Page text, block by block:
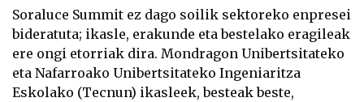
Soraluce Summit ez dago soilik sektoreko enpresei
bideratuta; ikasle, erakunde eta bestelako eragileak
ere ongi etorriak dira. Mondragon Unibertsitateko
eta Nafarroako Unibertsitateko Ingeniaritza
Eskolako (Tecnun) ikasleek, besteak beste,